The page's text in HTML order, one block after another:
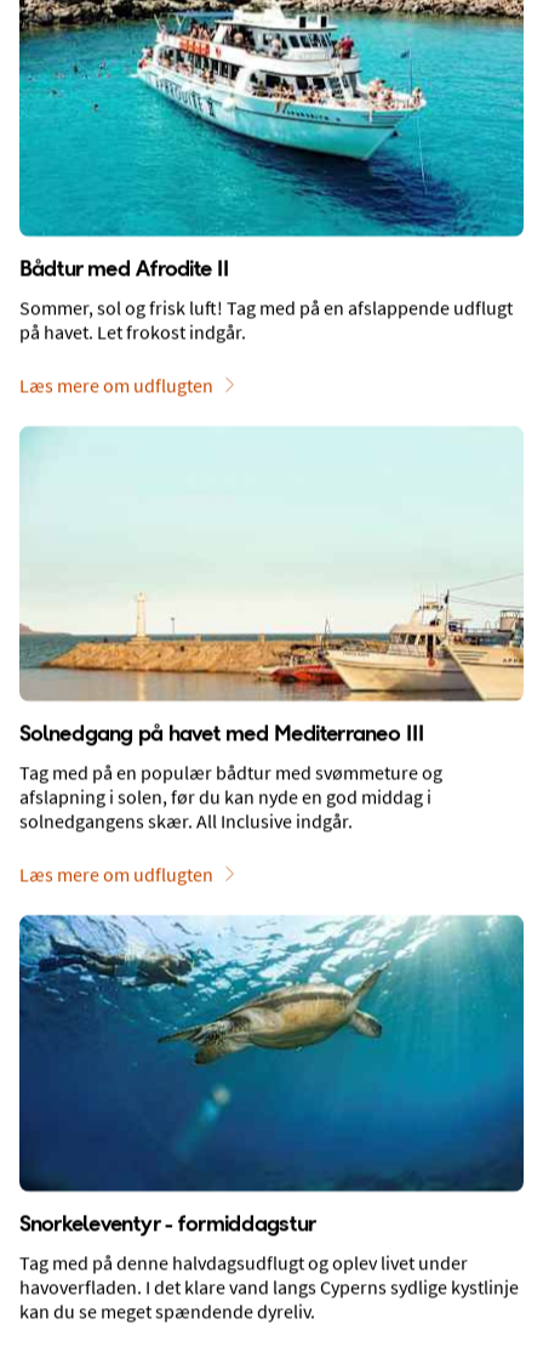
Bådtur med Afrodite II
Sommer, sol og frisk luft! Tag med på en afslappende udflugt
på havet. Let frokost indgår.
Læs mere om udflugten
Solnedgang på havet med Mediterraneo III
Tag med på en populær bådtur med svømmeture og
afslapning i solen, før du kan nyde en god middag i
solnedgangens skær. All Inclusive indgår.
Læs mere om udflugten
Snorkeleventyr - formiddagstur
Tag med på denne halvdagsudflugt og oplev livet under
havoverfladen. I det klare vand langs Cyperns sydlige kystlinje
kan du se meget spændende dyreliv.
Fly og transfer
25°
Rejseforslag og tilbud på rejser til
Ayia Napa